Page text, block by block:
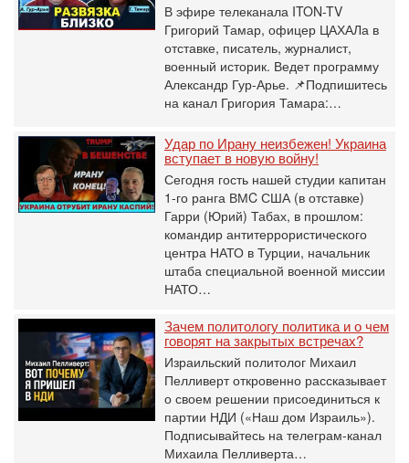
В эфире телеканала ITON-TV
Григорий Тамар, офицер ЦАХАЛа в
отставке, писатель, журналист,
военный историк. Ведет программу
Александр Гур-Арье. 📌Подпишитесь
на канал Григория Тамара:…
Удар по Ирану неизбежен! Украина
вступает в новую войну!
Сегодня гость нашей студии капитан
1-го ранга ВМC США (в отставке)
Гарри (Юрий) Табах, в прошлом:
командир антитеррористического
центра НАТО в Турции, начальник
штаба специальной военной миссии
НАТО…
Зачем политологу политика и о чем
говорят на закрытых встречах?
Израильский политолог Михаил
Пелливерт откровенно рассказывает
о своем решении присоединиться к
партии НДИ («Наш дом Израиль»).
Подписывайтесь на телеграм-канал
Михаила Пелливерта…